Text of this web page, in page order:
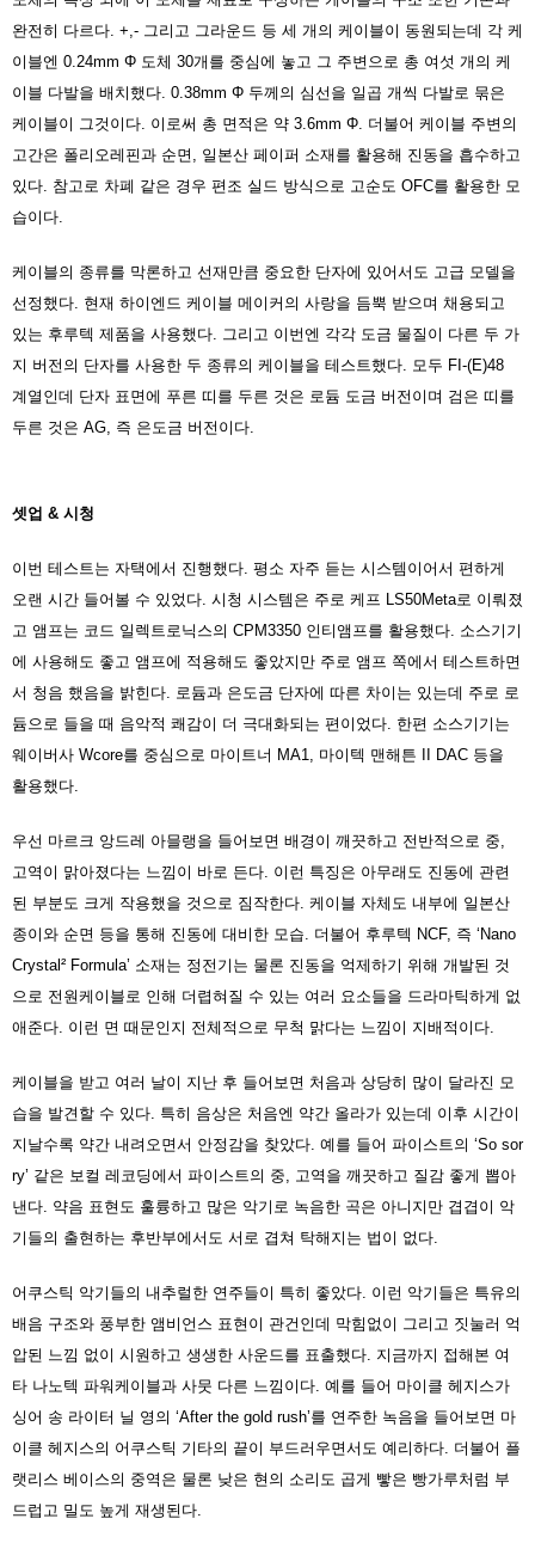
완전히 다르다. +,- 그리고 그라운드 등 세 개의 케이블이 동원되는데 각 케
이블엔 0.24mm Φ 도체 30개를 중심에 놓고 그 주변으로 총 여섯 개의 케
이블 다발을 배치했다. 0.38mm Φ 두께의 심선을 일곱 개씩 다발로 묶은
케이블이 그것이다. 이로써 총 면적은 약 3.6mm Φ. 더불어 케이블 주변의
고간은 폴리오레핀과 순면, 일본산 페이퍼 소재를 활용해 진동을 흡수하고
있다. 참고로 차폐 같은 경우 편조 실드 방식으로 고순도 OFC를 활용한 모
습이다.
케이블의 종류를 막론하고 선재만큼 중요한 단자에 있어서도 고급 모델을
선정했다. 현재 하이엔드 케이블 메이커의 사랑을 듬뿍 받으며 채용되고
있는 후루텍 제품을 사용했다. 그리고 이번엔 각각 도금 물질이 다른 두 가
지 버전의 단자를 사용한 두 종류의 케이블을 테스트했다. 모두 FI-(E)48
계열인데 단자 표면에 푸른 띠를 두른 것은 로듐 도금 버전이며 검은 띠를
두른 것은 AG, 즉 은도금 버전이다.
셋업 & 시청
이번 테스트는 자택에서 진행했다. 평소 자주 듣는 시스템이어서 편하게
오랜 시간 들어볼 수 있었다. 시청 시스템은 주로 케프 LS50Meta로 이뤄졌
고 앰프는 코드 일렉트로닉스의 CPM3350 인티앰프를 활용했다. 소스기기
에 사용해도 좋고 앰프에 적용해도 좋았지만 주로 앰프 쪽에서 테스트하면
서 청음 했음을 밝힌다. 로듐과 은도금 단자에 따른 차이는 있는데 주로 로
듐으로 들을 때 음악적 쾌감이 더 극대화되는 편이었다. 한편 소스기기는
웨이버사 Wcore를 중심으로 마이트너 MA1, 마이텍 맨해튼 II DAC 등을
활용했다.
우선 마르크 앙드레 아믈랭을 들어보면 배경이 깨끗하고 전반적으로 중,
고역이 맑아졌다는 느낌이 바로 든다. 이런 특징은 아무래도 진동에 관련
된 부분도 크게 작용했을 것으로 짐작한다. 케이블 자체도 내부에 일본산
종이와 순면 등을 통해 진동에 대비한 모습. 더불어 후루텍 NCF, 즉 ‘Nano
Crystal² Formula’ 소재는 정전기는 물론 진동을 억제하기 위해 개발된 것
으로 전원케이블로 인해 더렵혀질 수 있는 여러 요소들을 드라마틱하게 없
애준다. 이런 면 때문인지 전체적으로 무척 맑다는 느낌이 지배적이다.
케이블을 받고 여러 날이 지난 후 들어보면 처음과 상당히 많이 달라진 모
습을 발견할 수 있다. 특히 음상은 처음엔 약간 올라가 있는데 이후 시간이
지날수록 약간 내려오면서 안정감을 찾았다. 예를 들어 파이스트의 ‘So sor
ry’ 같은 보컬 레코딩에서 파이스트의 중, 고역을 깨끗하고 질감 좋게 뽑아
낸다. 약음 표현도 훌륭하고 많은 악기로 녹음한 곡은 아니지만 겹겹이 악
기들의 출현하는 후반부에서도 서로 겹쳐 탁해지는 법이 없다.
어쿠스틱 악기들의 내추럴한 연주들이 특히 좋았다. 이런 악기들은 특유의
배음 구조와 풍부한 앰비언스 표현이 관건인데 막힘없이 그리고 짓눌러 억
압된 느낌 없이 시원하고 생생한 사운드를 표출했다. 지금까지 접해본 여
타 나노텍 파워케이블과 사뭇 다른 느낌이다. 예를 들어 마이클 헤지스가
싱어 송 라이터 닐 영의 ‘After the gold rush’를 연주한 녹음을 들어보면 마
이클 헤지스의 어쿠스틱 기타의 끝이 부드러우면서도 예리하다. 더불어 플
랫리스 베이스의 중역은 물론 낮은 현의 소리도 곱게 빻은 빵가루처럼 부
드럽고 밀도 높게 재생된다.